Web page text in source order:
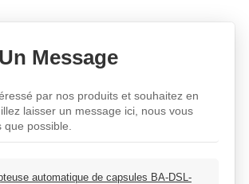
Message
par nos produits et souhaitez en
laisser un message ici, nous vous
possible.
automatique de capsules BA-DSL-